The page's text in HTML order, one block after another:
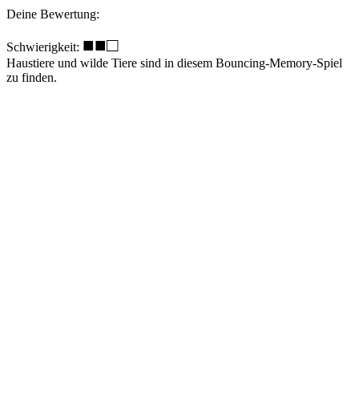
Deine Bewertung:
Schwierigkeit: ■■□
Haustiere und wilde Tiere sind in diesem Bouncing-Memory-Spiel
zu finden.